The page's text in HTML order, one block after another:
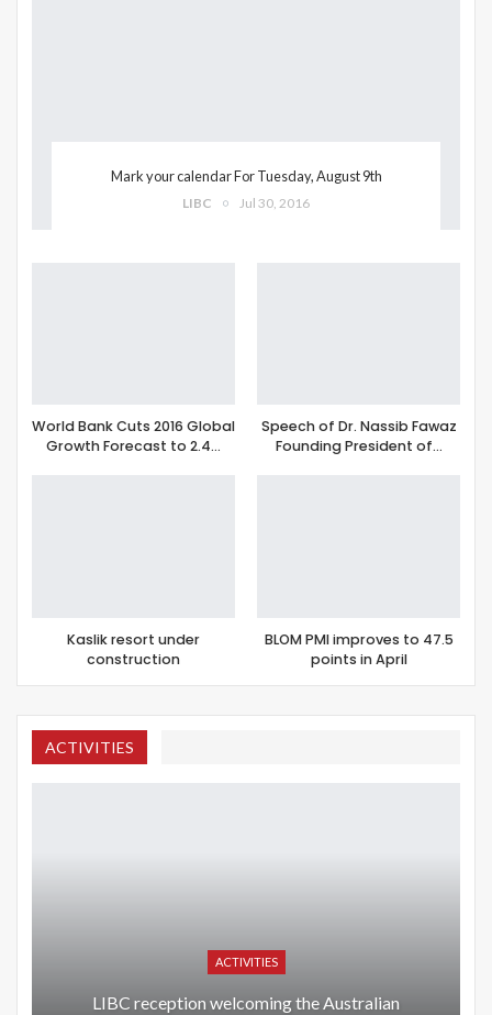
Mark your calendar For Tuesday, August 9th
LIBC Jul 30, 2016
World Bank Cuts 2016 Global
Growth Forecast to 2.4…
Kaslik resort under
construction
Speech of Dr. Nassib Fawaz
Founding President of…
BLOM PMI improves to 47.5
points in April
ACTIVITIES
ACTIVITIES
LIBC reception welcoming the Australian